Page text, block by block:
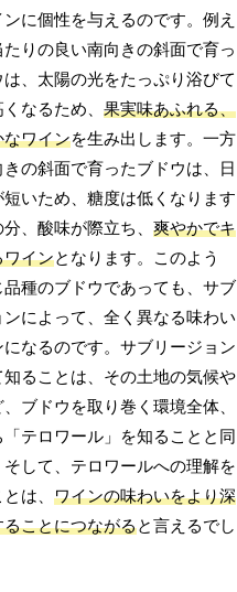
ンに個性を与えるのです。例え
たりの良い南向きの斜面で育っ
は、太陽の光をたっぷり浴びて
くなるため、果実味あふれる、
なワインを生み出します。一方
きの斜面で育ったブドウは、日
短いため、糖度は低くなります
分、酸味が際立ち、爽やかでキ
ワインとなります。このよう
品種のブドウであっても、サブ
ンによって、全く異なる味わい
になるのです。サブリージョン
知ることは、その土地の気候や
ブドウを取り巻く環境全体、
テロワール」を知ることと同
そして、テロワールへの理解を
とは、ワインの味わいをより深
ることにつながると言えるでし